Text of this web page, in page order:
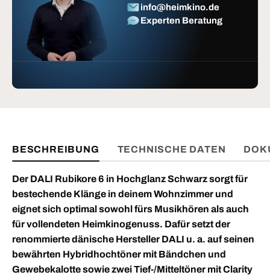
info@heimkino.de
Experten Beratung
BESCHREIBUNG TECHNISCHE DATEN
Der DALI Rubikore 6 in Hochglanz Schwarz sorgt für
bestechende Klänge in deinem Wohnzimmer und
eignet sich optimal sowohl fürs Musikhören als auch
für vollendeten Heimkinogenuss. Dafür setzt der
renommierte dänische Hersteller DALI u. a. auf seinen
bewährten Hybridhochtöner mit Bändchen und
Gewebekalotte sowie zwei Tief-/Mitteltöner mit Clarity